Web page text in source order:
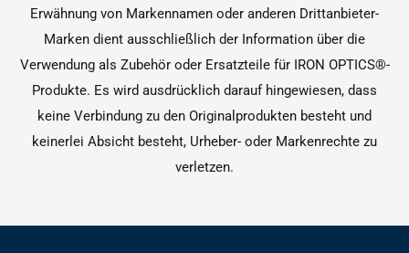
Erwähnung von Markennamen oder anderen Drittanbieter-
Marken dient ausschließlich der Information über die
Verwendung als Zubehör oder Ersatzteile für IRON OPTICS®-
Produkte. Es wird ausdrücklich darauf hingewiesen, dass
keine Verbindung zu den Originalprodukten besteht und
keinerlei Absicht besteht, Urheber- oder Markenrechte zu
verletzen.